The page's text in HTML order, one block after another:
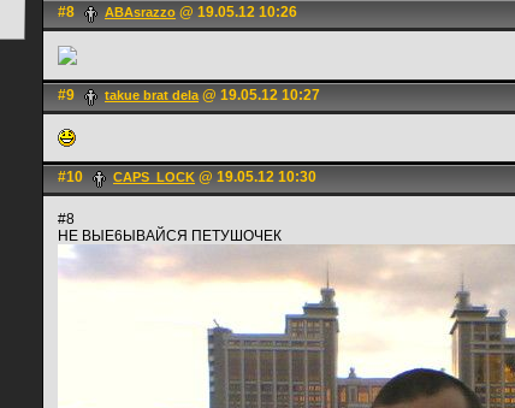
#8 ABAsrazzo @ 19.05.12 10:26
#9 takue brat dela@ 19.05.12 10:27
#10 CAPS_LOCK @ 19.05.12 10:30
#8
НЕ ВЫЕ6ЫВАЙСЯ ПЕТУШОЧЕК